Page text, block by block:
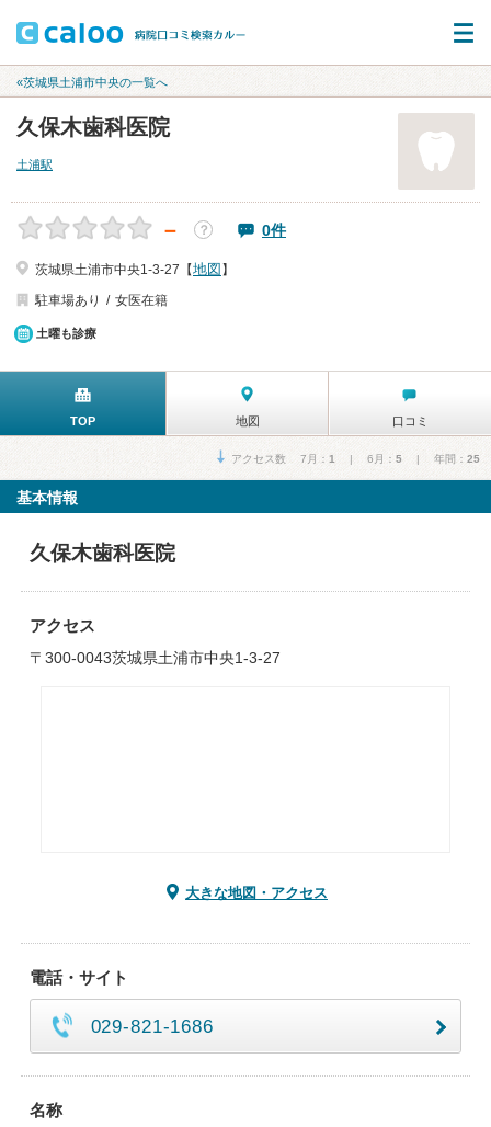
«茨城県土浦市中央の一覧へ
久保木歯科医院
土浦駅
－ ？ 0件
茨城県土浦市中央1-3-27【地図 】
駐車場あり
女医在籍
土曜も診療
TOP 地図 口コミ
アクセス数 7月： 1 | 6月： 5 | 年間： 25
基本情報
久保木歯科医院
アクセス
〒300-0043茨城県土浦市中央1-3-27
大きな地図・アクセス
電話・サイト
029-821-1686
名称